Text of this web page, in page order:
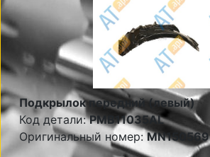
Подкрылок передний (левый)
Код детали:PMB11035AL
Оригинальный номер:MN150569